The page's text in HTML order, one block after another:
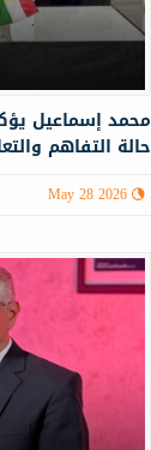
محمد إسماعيل
حالة التفاهم
May 28 2026